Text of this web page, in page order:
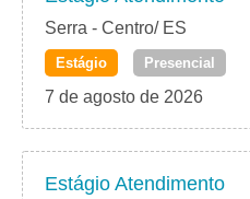
Serra - Centro/ ES
Estágio Presencial
7 de agosto de 2026
Estágio Atendimento